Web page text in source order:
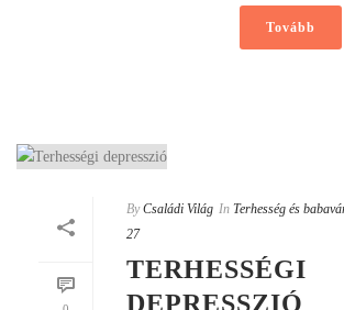
Tovább
By Családi Világ In Terhesség és
27
TERHESSÉGI
DEPRESSZIÓ